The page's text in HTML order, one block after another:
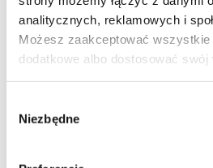
analitycznych, reklamowych i
Możesz zaakceptować
dodatkowe albo dostosować swój
zgody
Niezbędne
Czy masz
U V W X-Y
Z-Ź-Ż
Cały czas pracujemy nad
Państwu szczególny problem i